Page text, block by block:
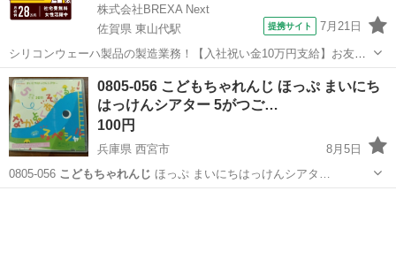
株式会社BREXA Next
佐賀県 東山代駅
提携サイト 7月21日
シリコンウェーハ製品の製造業務！【入社祝い金10万円支給】お友達
やカップルとの応募OK◎年間休日129日＆休出なしでプライベート充
実♪業務はクリーンルームで快適作業◎自社正社員登用制度あり★1食
300円～の格安食堂あり！《佐...
佐賀 伊万里市 その他
0805-056 こどもちゃれんじ ほっぷ まいにち
はっけんシアター 5がつご…
100円
兵庫県 西宮市
8月5日
0805-056 こどもちゃれんじ ほっぷ まいにちはっけんシアタ…